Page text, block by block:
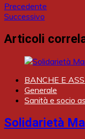
Precedente
Successivo
Articoli
BANCHE E
Generale
Sanità e socio
Solidarietà